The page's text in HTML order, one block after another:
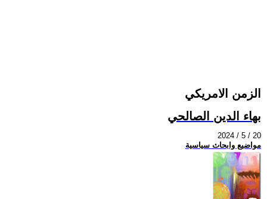
الزمن الامريكي
بهاء الدين الصالحي
2024 / 5 / 20
مواضيع وابحاث سياسية